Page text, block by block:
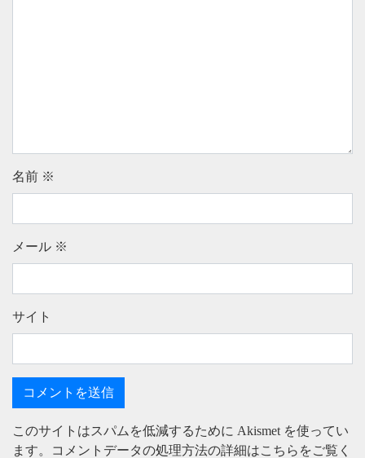
名前 ※
メール ※
サイト
このサイトはスパムを低減するために Akismet を使ってい
ます。
コメントデータの処理方法の詳細はこちらをご覧く